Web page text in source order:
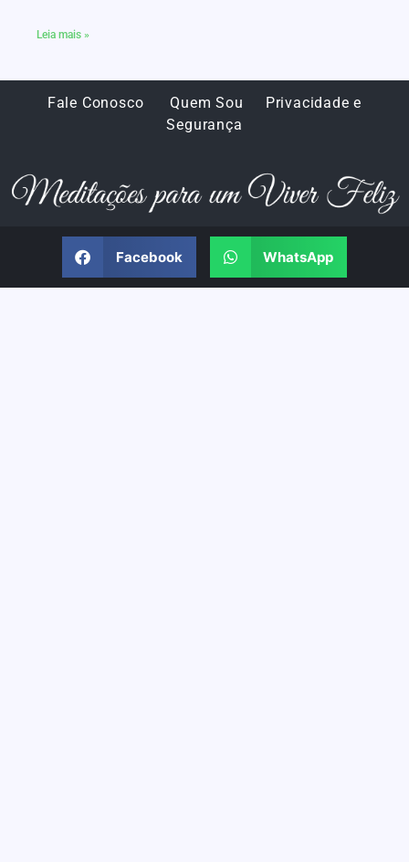
Leia mais »
Fale Conosco Quem Sou
Privacidade e
Segurança
Facebook WhatsApp